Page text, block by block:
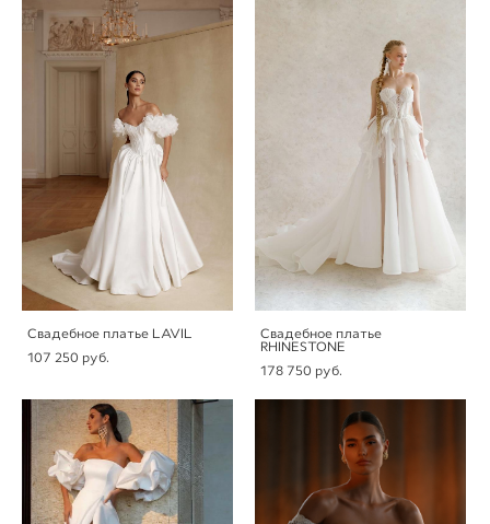
Свадебное платье LAVIL
107 250 pуб.
Свадебное платье
RHINESTONE
178 750 pуб.